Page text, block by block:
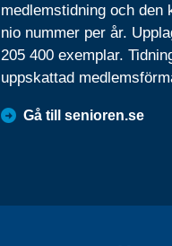
medlemstidning och den
nio nummer per år.
205 400 exemplar.
uppskattad
Gå till senioren.se